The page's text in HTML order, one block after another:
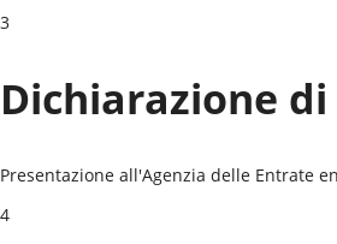
3
Dichiarazione di
Presentazione all'Agenzia delle Entrate
4